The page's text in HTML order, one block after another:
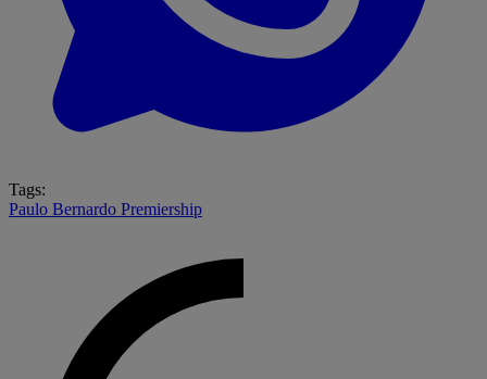
Tags:
Paulo Bernardo Premiership